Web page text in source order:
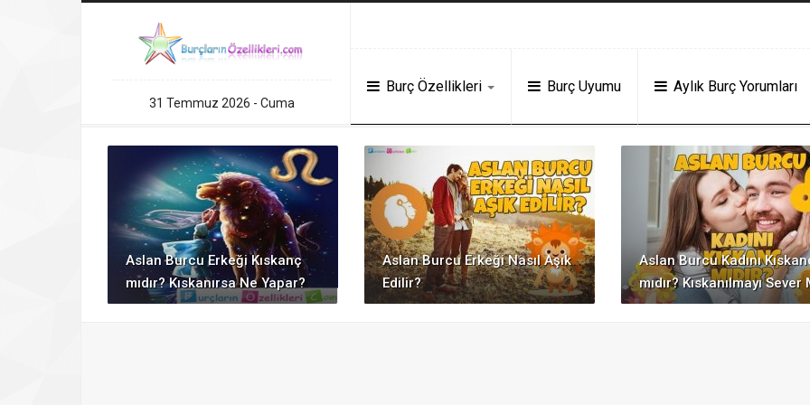
31 Temmuz 2026 - Cuma
Burç Özellikleri Burç Uyumu Aylık Burç Yorumları
Aslan Burcu Erkeği Kıskanç
mıdır? Kıskanırsa Ne Yapar?
Aslan Burcu Erkeği Nasıl Aşık
Edilir?
Aslan Burcu Kadını
mıdır? Kıskanılmayı Sever